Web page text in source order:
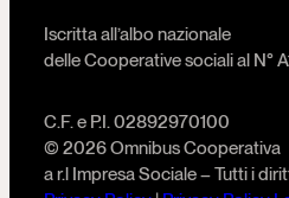
Iscritta all’albo nazionale
delle Cooperative sociali al N°
C.F. e P.I. 02892970100
© 2026 Omnibus Cooperativa
a r.l Impresa Sociale – Tutti i